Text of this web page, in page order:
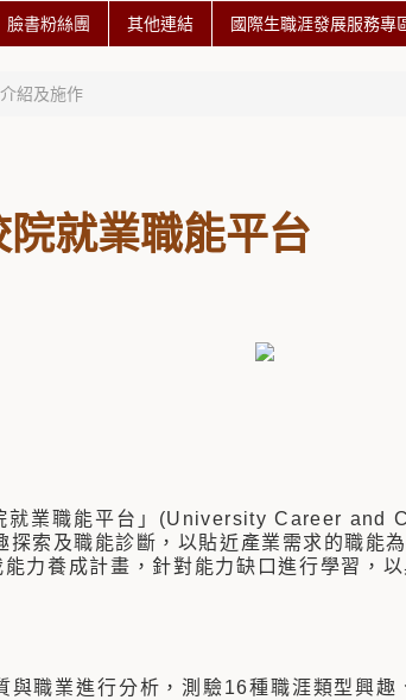
臉書粉絲團 其他連結 國際生職涯發展服務專
紹及施作
院就業職能平台
就業職能平台」(University Career and
探索及職能診斷，以貼近產業需求的職能
力養成計畫，針對能力缺口進行學習，
與職業進行分析，測驗16種職涯類型興